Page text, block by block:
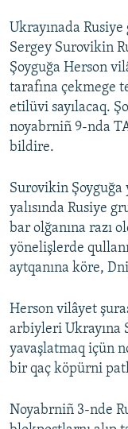
RFE/RS bütün
Ukrayınada
Sergey Surovikin
Şoyguğa Herson
tarafına çekmege
etilüvi sayılacaq.
noyabrniñ 9-nda
bildire.
Surovikin Şoyguğa
yalısında Rusiye
bar olğanına razı
yönelişlerde
aytqanına köre,
Herson vilâyet
arbiyleri Ukrayına
yavaşlatmaq içün
bir qaç köpürni
Noyabrniñ 3-nde